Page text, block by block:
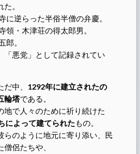
。
に逆らった半俗半僧の弁慶。
領・木津荘の得太郎男。
郎。
悪党」として記録されてい
中、 1292年に建立されたの
輪塔である。
地で人々のために祈り続けた
によって建てられた もの。
らのように地元に寄り添い、民
侶たちや、